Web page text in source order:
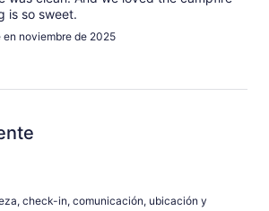
is so sweet.
en noviembre de 2025
check-in, comunicación, ubicación y